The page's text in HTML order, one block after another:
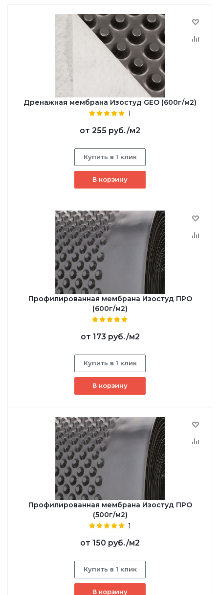
Дренажная мембрана Изостуд GEO (600г/м2)
1
от 255 руб./м2
Купить в 1 клик
В корзину
Профилированная мембрана Изостуд ПРО
(600г/м2)
от 173 руб./м2
Купить в 1 клик
В корзину
Профилированная мембрана Изостуд ПРО
(500г/м2)
1
от 150 руб./м2
Купить в 1 клик
В корзину